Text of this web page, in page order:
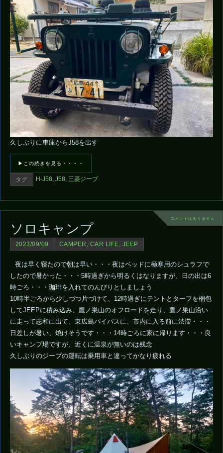
久しぶりに車庫からJ58を出す
▶この続きを見る・・・・
タグ H-J58, J58, 三菱ジープ
コメントはありません
ソロキャンプ
2023/09/09 CAMPER , CAR LIFE, JEEP
夜は早く寝たので朝は早い・・・夜はベッドに極寒用のシュラフで
したので暑かった・・・5時過ぎから明るくはなりますが、日の出は6
時ごろ・・・珈琲を入れてのんびりとしましょう
10時半ごろから少しづつ片づけて、12時過ぎにテントとターフを梱包
してJEEPに積み込み、鷹ノ巣山のオフロードを走り、鷹ノ巣山沿い
に走って志和に出て、東広島バイパスに、市内に入る前に渋滞・・・
日差しが暑い、焼けそうです・・・14時ごろに家に帰ります・・・良
いキャンプ場ですが、近くに温泉が無いのは残念
久しぶりのジープの運転は乗用車と違ってかなり疲れる